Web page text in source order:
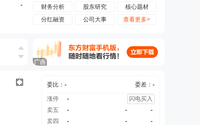
-
财务分析
股东研究
核心题材
分红融资
公司大事 查看更多>
委比： - 委差： -
涨停 -
闪电买入
卖五
- -
-
卖四
- -
-